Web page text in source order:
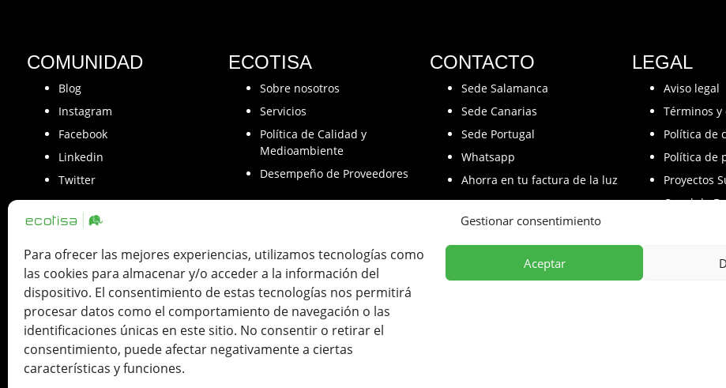
Gestionar consentimiento
Para ofrecer las mejores experiencias, utilizamos tecnologías como
las cookies para almacenar y/o acceder a la información del
dispositivo. El consentimiento de estas tecnologías nos permitirá
procesar datos como el comportamiento de navegación o las
identificaciones únicas en este sitio. No consentir o retirar el
consentimiento, puede afectar negativamente a ciertas
características y funciones.
Aceptar
COMUNIDAD
Blog
Instagram
Facebook
Linkedin
Twitter
ECOTISA
Sobre nosotros
Servicios
Política de Calidad y
Medioambiente
Desempeño de Proveedores
CONTACTO
Sede Salamanca
Sede Canarias
Sede Portugal
Whatsapp
Ahorra en tu factura de la luz
LEGAL
Aviso legal
Términos y
Política de
Política de
Proyectos
Canal de
Ecotisa una Tinta de Impresión SLU. ha participado en el Programa de Iniciación a la Exportación ICEX-Next, y
como con la cofinanciación de Fondos Europeos FEDER, habiendo contribuido según la medida de los